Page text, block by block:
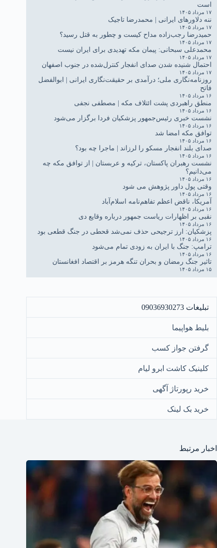
است
۱۷ مرداد ۱۴۰۵
ننه دلاورهای ایرانی | محمدرضا تاجیک
۱۷ مرداد ۱۴۰۵
حمیدرضا رجب‌زاده مداح کیست و چطور به قتل رسید؟
۱۷ مرداد ۱۴۰۵
محمدعلی سبحانی: پیمان مکه تهدیدی برای ایران نیست
۱۷ مرداد ۱۴۰۵
احتمال شنیده شدن صدای انفجار کنترل‌شده در جنوب اصفهان
۱۷ مرداد ۱۴۰۵
روزنامه‌نگاری ملی؛ درآمدی بر حقیقت‌نگاری ایرانی | ابوالفضل
فاتح
۱۶ مرداد ۱۴۰۵
منطق راهبردی پشت ائتلاف مکه | مصطفی نجفی
۱۶ مرداد ۱۴۰۵
نشست خبری رئیس‌جمهور پزشکیان فردا برگزار می‌شود
۱۶ مرداد ۱۴۰۵
توافق مکه امضا شد
۱۶ مرداد ۱۴۰۵
صدای بلند انفجار مسکو را لرزاند | ماجرا چه بود؟
۱۶ مرداد ۱۴۰۵
نشست رهبران پاکستان، ترکیه و عربستان | از توافق مکه چه
می‌دانیم؟
۱۶ مرداد ۱۴۰۵
وقتی پول داور پژوهش می شود
۱۶ مرداد ۱۴۰۵
آمریکا، ناقض اعظم تفاهم‌نامه اسلام‌آباد
۱۶ مرداد ۱۴۰۵
نقبی بر اظهارات ریاست جمهور درباره وقایع دی
۱۶ مرداد ۱۴۰۵
پزشکیان: ارز ترجیحی حذف نمی‌شد قحطی در جنگ قطعی بود
۱۶ مرداد ۱۴۰۵
ترامپ: جنگ با ایران به زودی تمام می‌شود
۱۶ مرداد ۱۴۰۵
تاثیر جنگ رمضان و بحران تنگه هرمز بر اقتصاد افغانستان
۱۵ مرداد ۱۴۰۵
تبلیغات 09036930273
بلیط هواپیما
گرفتن جواز کسب
کلینیک کاشت ابرو لیام
خرید رپورتاژ آگهی
خرید بک لینک
اخبار مرتبط